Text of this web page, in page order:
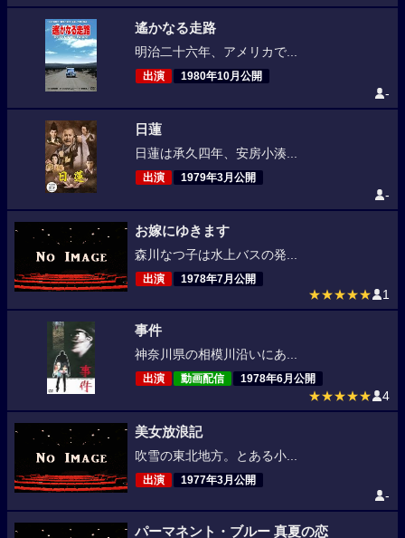
遙かなる走路
明治二十六年、アメリカで...
出演 1980年10月公開
-
日蓮
日蓮は承久四年、安房小湊...
出演 1979年3月公開
-
お嫁にゆきます
森川なつ子は水上バスの発...
出演 1978年7月公開
★★★★★ 1
事件
神奈川県の相模川沿いにあ...
出演 動画配信 1978年6月公開
★★★★★ 4
美女放浪記
吹雪の東北地方。とある小...
出演 1977年3月公開
-
パーマネント・ブルー 真夏の恋